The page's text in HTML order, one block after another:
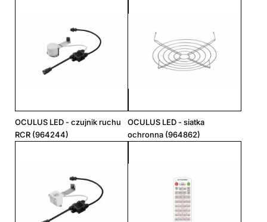
OCULUS LED - czujnik ruchu
RCR (964244)
OCULUS LED - siatka
ochronna (964862)